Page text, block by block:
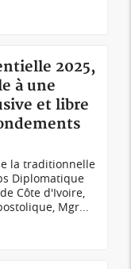
2025,
à une
et libre
la traditionnelle
Diplomatique
Côte d'Ivoire,
Mgr...